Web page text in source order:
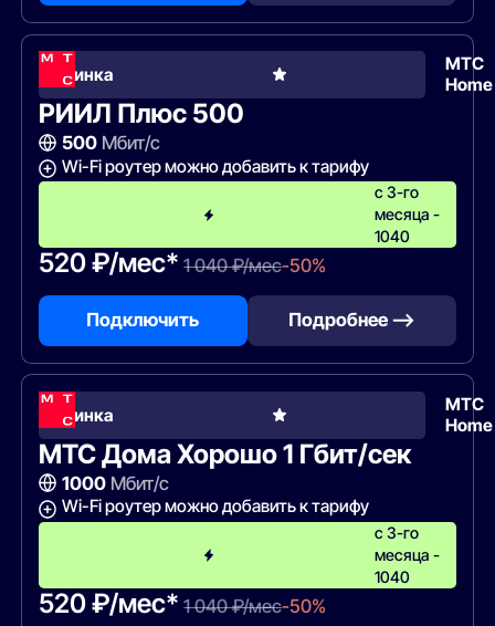
Новинка
МТС
Home
РИИЛ Плюс 500
500Мбит/с
Wi-Fi роутер можно добавить к тарифу
c 3-го
месяца -
1040
520 ₽/мес* 1 040 ₽/мес-50%
Подключить Подробнее —>
Новинка
МТС
Home
МТС Дома Хорошо 1 Гбит/сек
1000Мбит/с
Wi-Fi роутер можно добавить к тарифу
с 3-го
месяца -
1040
520 ₽/мес* 1 040 ₽/мес-50%